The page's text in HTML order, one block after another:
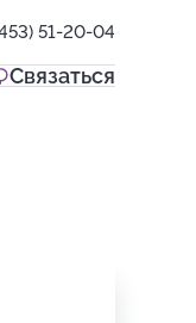
51-20-04
Связаться